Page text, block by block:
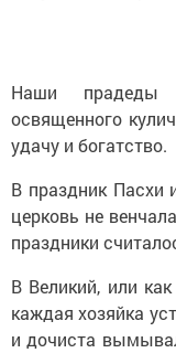
Наши прадеды
освященного
удачу и богатство.
В праздник Пасхи
церковь не
праздники
В Великий, или
каждая хозяйка
и дочиста